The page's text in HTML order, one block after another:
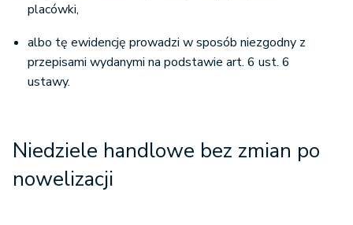
placówki,
albo tę ewidencję prowadzi w sposób niezgodny z
przepisami wydanymi na podstawie art. 6 ust. 6
ustawy.
Niedziele handlowe bez zmian po
nowelizacji